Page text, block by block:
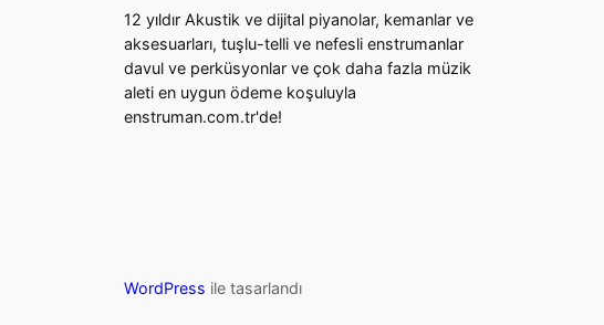
12 yıldır Akustik ve dijital piyanolar, kemanlar ve
aksesuarları, tuşlu-telli ve nefesli enstrumanlar
davul ve perküsyonlar ve çok daha fazla müzik
aleti en uygun ödeme koşuluyla
enstruman.com.tr'de!
WordPress ile tasarlandı